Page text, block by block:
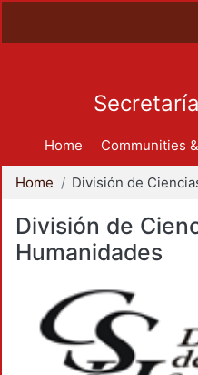
Home Communities
Home
División de
Humanidades